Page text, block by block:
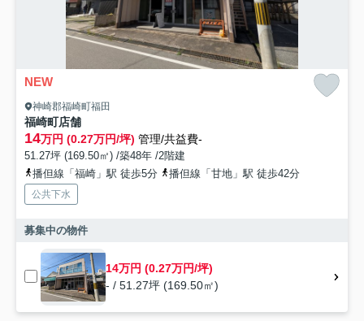
NEW
神崎郡福崎町福田
福崎町店舗
14万円 (0.27万円/坪) 管理/共益費-
51.27坪 (169.50㎡) /築48年 /2階建
播但線「福崎」駅 徒歩5分
播但線「甘地」駅 徒歩42分
公共下水
募集中の物件
14万円 (0.27万円/坪)
- / 51.27坪 (169.50㎡)